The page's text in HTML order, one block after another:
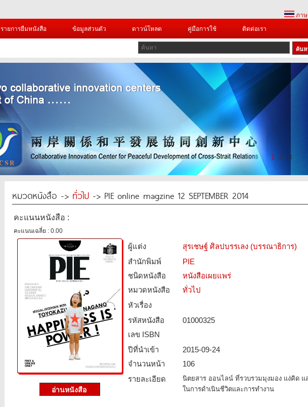
ภาษ
รายการยืมหนังสือ ข้อมูลส่วนตัว ดาวน์โหลด คู่มือการใช้ ติดต่อเรา
1 2 3
หมวดหนังสือ -> ทั่วไป -> PIE online magzine 12 SEPTEMBER 2014
คะแนนหนังสือ :
คะแนนเฉลี่ย : 0.00
ผู้แต่ง
สุรเชษฐ์ ศิลปบรรเลง (บรรณาธิการ)
สำนักพิมพ์
PIE
ชนิดหนังสือ­
หนังสือเผยแพร่
หมวดหนังสือ­
ทั่วไป
หัวเรื่อง
รหัสหนังสือ­
01000325
เลข ISBN
ปีที่นำเข้า
2015-09-24
จำนวนหน้า
106
รายละเอียด
นิตยสาร ออนไลน์ ที่รวบรวมมุงมอง แง่คิด แ
ในการดำเนินชีวิตและการทำงาน